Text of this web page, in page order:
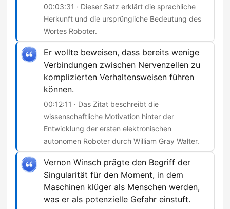
00:03:31 · Dieser Satz erklärt die sprachliche
Herkunft und die ursprüngliche Bedeutung des
Wortes Roboter.
Er wollte beweisen, dass bereits wenige
Verbindungen zwischen Nervenzellen zu
komplizierten Verhaltensweisen führen
können.
00:12:11 · Das Zitat beschreibt die
wissenschaftliche Motivation hinter der
Entwicklung der ersten elektronischen
autonomen Roboter durch William Gray Walter.
Vernon Winsch prägte den Begriff der
Singularität für den Moment, in dem
Maschinen klüger als Menschen werden,
was er als potenzielle Gefahr einstuft.